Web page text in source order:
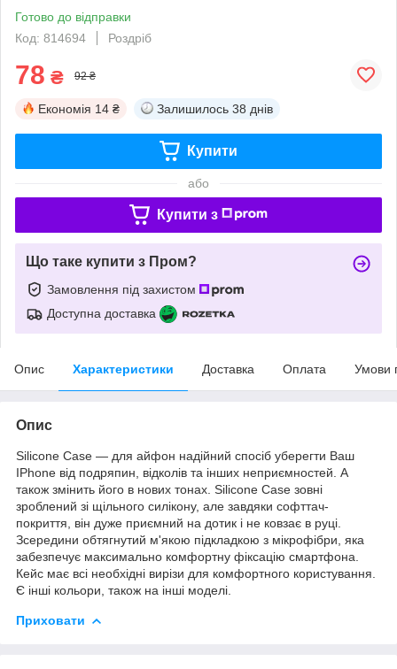
Готово до відправки
Код: 814694
Роздріб
78 ₴ 92 ₴
Економія 14 ₴ Залишилось 38 днів
Купити
або
Купити з
Що таке купити з Пром?
Замовлення під захистом
Доступна доставка
Опис Характеристики Доставка Оплата Умови
Опис
Silicone Case — для айфон надійний спосіб уберегти Ваш
IPhone від подряпин, відколів та інших неприємностей. А
також змінить його в нових тонах. Silicone Case зовні
зроблений зі щільного силікону, але завдяки софттач-
покриття, він дуже приємний на дотик і не ковзає в руці.
Зсередини обтягнутий м'якою підкладкою з мікрофібри, яка
забезпечує максимально комфортну фіксацію смартфона.
Кейс має всі необхідні вирізи для комфортного користування.
Є інші кольори, також на інші моделі.
Приховати